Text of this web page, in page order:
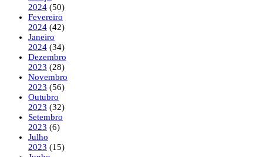
2024 (50)
Fevereiro
2024 (42)
Janeiro
2024 (34)
Dezembro
2023 (28)
Novembro
2023 (56)
Outubro
2023 (32)
Setembro
2023 (6)
Julho
2023 (15)